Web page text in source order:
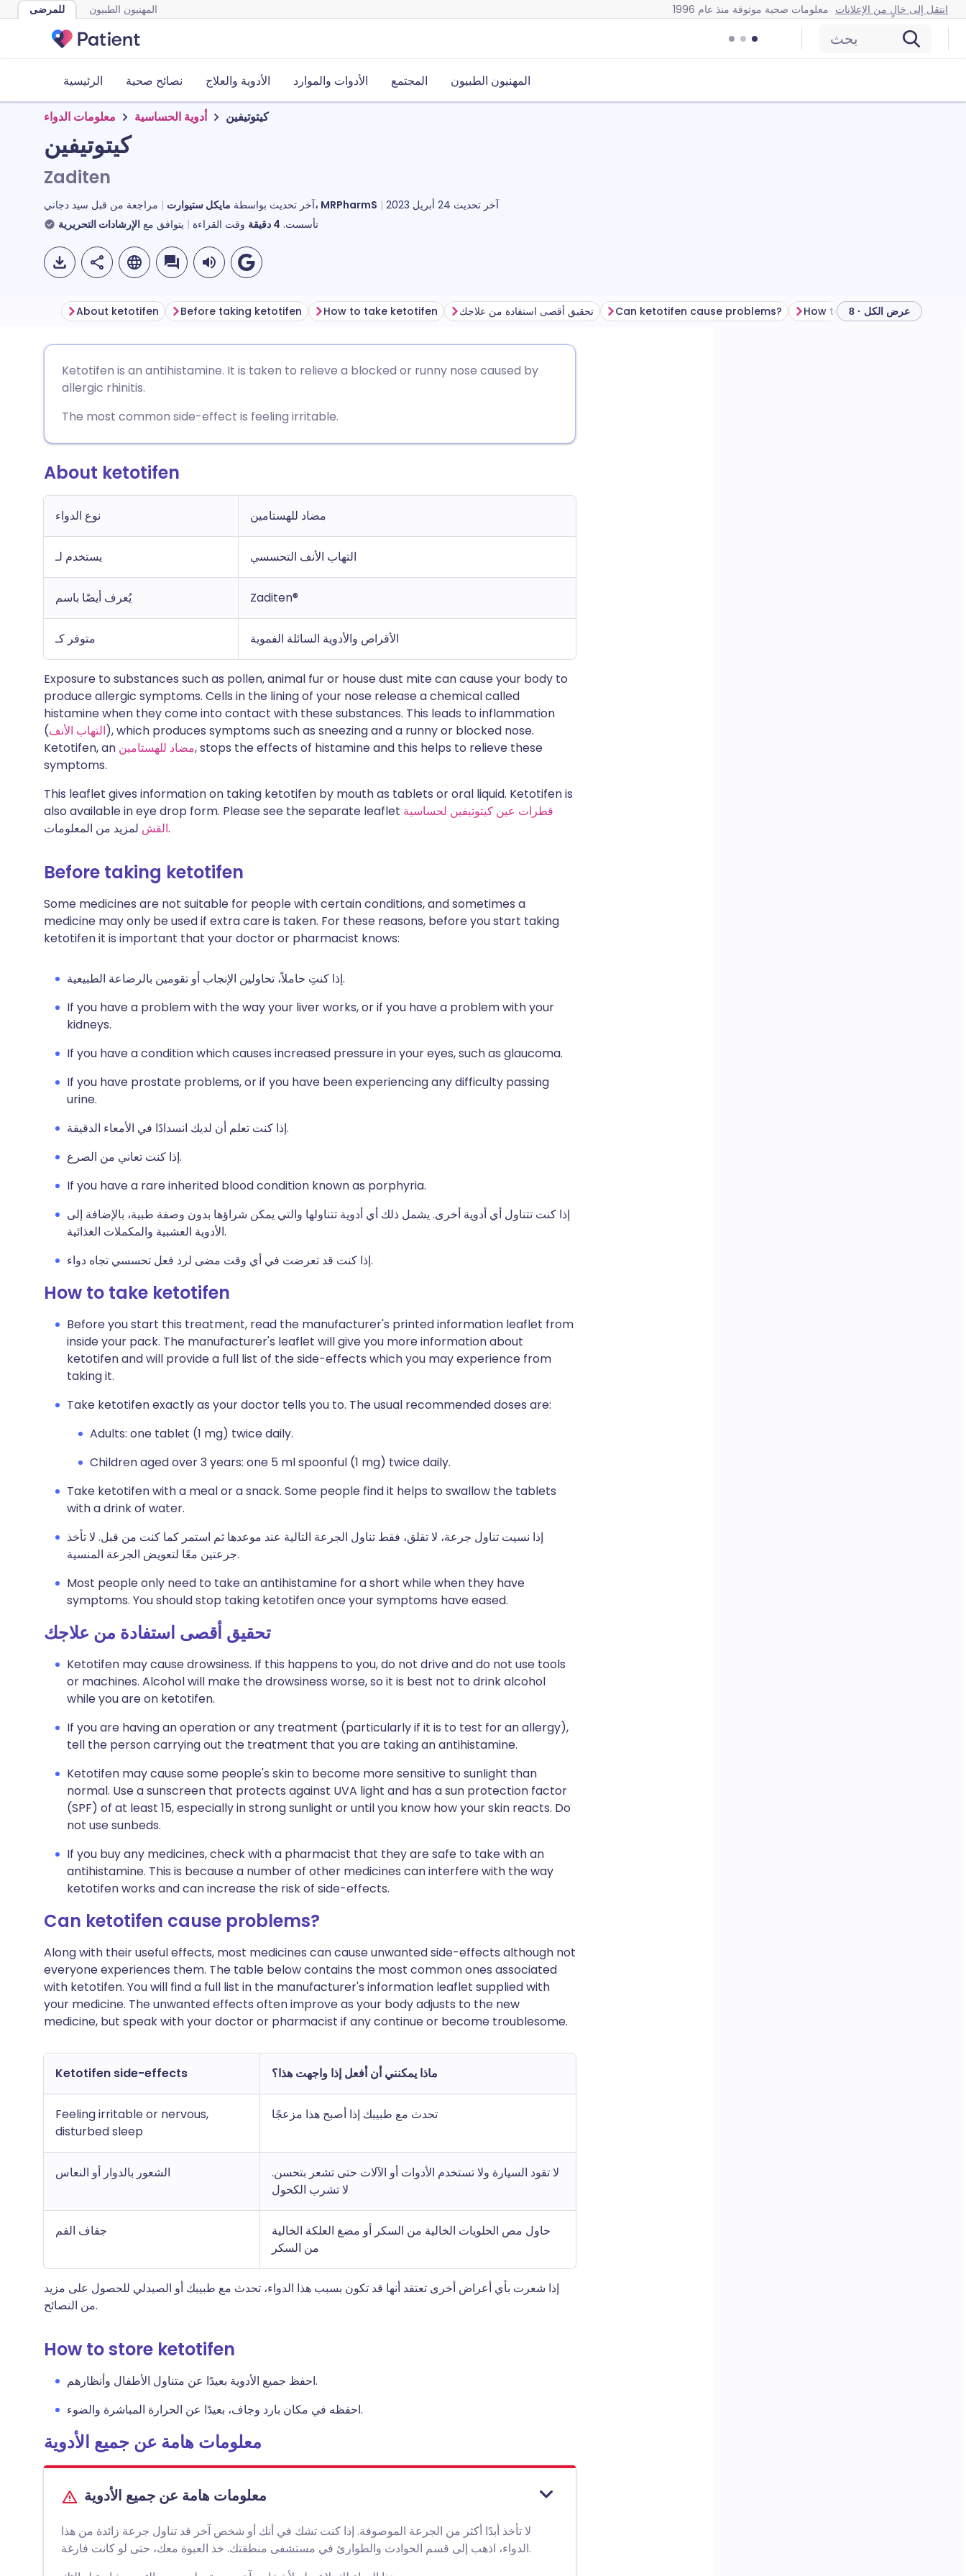
للمرضى المهنيون الطبيون معلومات صحية موثوقة منذ عام 1996 انتقل إلى خالٍ من الإعلانات
بحث
الرئيسية نصائح صحية الأدوية والعلاج الأدوات والموارد المجتمع المهنيون الطبيون
معلومات الدواء أدوية الحساسية كيتوتيفين
كيتوتيفين
Zaditen
مراجعة من قبل سيد دجاني آخر تحديث بواسطةمايكل ستيوارت، MRPharmS آخر تحديث 24 أبريل 2023
يتوافق مع الإرشادات التحريرية تأسست. 4 دقيقة وقت القراءة
مشاركة عبر لينكد إن
🇮🇹 Italiano 🇵🇹 Português
🇮🇳 हिन्दी
🇸🇪 Svenska
About ketotifen Before taking ketotifen How to take ketotifen تحقيق أقصى استفادة من علاجك Can ketotifen cause problems? How to store ketotifen
عرض الكل · 8
Ketotifen is an antihistamine. It is taken to relieve a blocked or runny nose caused by
allergic rhinitis.
The most common side-effect is feeling irritable.
About ketotifen
نوع الدواء مضاد للهستامين
يستخدم لـ التهاب الأنف التحسسي
يُعرف أيضًا باسم Zaditen®
متوفر كـ الأقراص والأدوية السائلة الفموية
Exposure to substances such as pollen, animal fur or house dust mite can cause your body to
produce allergic symptoms. Cells in the lining of your nose release a chemical called
histamine when they come into contact with these substances. This leads to inflammation
(التهاب الأنف), which produces symptoms such as sneezing and a runny or blocked nose.
Ketotifen, an مضاد للهستامين, stops the effects of histamine and this helps to relieve these
symptoms.
This leaflet gives information on taking ketotifen by mouth as tablets or oral liquid. Ketotifen is
also available in eye drop form. Please see the separate leaflet قطرات عين كيتوتيفين لحساسية
القشلمزيد من المعلومات.
Before taking ketotifen
Some medicines are not suitable for people with certain conditions, and sometimes a
medicine may only be used if extra care is taken. For these reasons, before you start taking
ketotifen it is important that your doctor or pharmacist knows:
إذا كنتِ حاملاً، تحاولين الإنجاب أو تقومين بالرضاعة الطبيعية.
If you have a problem with the way your liver works, or if you have a problem with your
kidneys.
If you have a condition which causes increased pressure in your eyes, such as glaucoma.
If you have prostate problems, or if you have been experiencing any difficulty passing
urine.
إذا كنت تعلم أن لديك انسدادًا في الأمعاء الدقيقة.
إذا كنت تعاني من الصرع.
If you have a rare inherited blood condition known as porphyria.
إذا كنت تتناول أي أدوية أخرى. يشمل ذلك أي أدوية تتناولها والتي يمكن شراؤها بدون وصفة طبية، بالإضافة إلى
الأدوية العشبية والمكملات الغذائية.
إذا كنت قد تعرضت في أي وقت مضى لرد فعل تحسسي تجاه دواء.
How to take ketotifen
Before you start this treatment, read the manufacturer's printed information leaflet from
inside your pack. The manufacturer's leaflet will give you more information about
ketotifen and will provide a full list of the side-effects which you may experience from
taking it.
Take ketotifen exactly as your doctor tells you to. The usual recommended doses are:
Adults: one tablet (1 mg) twice daily.
Children aged over 3 years: one 5 ml spoonful (1 mg) twice daily.
Take ketotifen with a meal or a snack. Some people find it helps to swallow the tablets
with a drink of water.
إذا نسيت تناول جرعة، لا تقلق، فقط تناول الجرعة التالية عند موعدها ثم استمر كما كنت من قبل. لا تأخذ
جرعتين معًا لتعويض الجرعة المنسية.
Most people only need to take an antihistamine for a short while when they have
symptoms. You should stop taking ketotifen once your symptoms have eased.
تحقيق أقصى استفادة من علاجك
Ketotifen may cause drowsiness. If this happens to you, do not drive and do not use tools
or machines. Alcohol will make the drowsiness worse, so it is best not to drink alcohol
while you are on ketotifen.
If you are having an operation or any treatment (particularly if it is to test for an allergy),
tell the person carrying out the treatment that you are taking an antihistamine.
Ketotifen may cause some people's skin to become more sensitive to sunlight than
normal. Use a sunscreen that protects against UVA light and has a sun protection factor
(SPF) of at least 15, especially in strong sunlight or until you know how your skin reacts. Do
not use sunbeds.
If you buy any medicines, check with a pharmacist that they are safe to take with an
antihistamine. This is because a number of other medicines can interfere with the way
ketotifen works and can increase the risk of side-effects.
Can ketotifen cause problems?
Along with their useful effects, most medicines can cause unwanted side-effects although not
everyone experiences them. The table below contains the most common ones associated
with ketotifen. You will find a full list in the manufacturer's information leaflet supplied with
your medicine. The unwanted effects often improve as your body adjusts to the new
medicine, but speak with your doctor or pharmacist if any continue or become troublesome.
Ketotifen side-effects ماذا يمكنني أن أفعل إذا واجهت هذا؟
Feeling irritable or nervous,
disturbed sleep
تحدث مع طبيبك إذا أصبح هذا مزعجًا
الشعور بالدوار أو النعاس
لا تقود السيارة ولا تستخدم الأدوات أو الآلات حتى تشعر بتحسن.
لا تشرب الكحول
جفاف الفم
حاول مص الحلويات الخالية من السكر أو مضغ العلكة الخالية
من السكر
إذا شعرت بأي أعراض أخرى تعتقد أنها قد تكون بسبب هذا الدواء، تحدث مع طبيبك أو الصيدلي للحصول على مزيد
من النصائح.
How to store ketotifen
احفظ جميع الأدوية بعيدًا عن متناول الأطفال وأنظارهم.
احفظه في مكان بارد وجاف، بعيدًا عن الحرارة المباشرة والضوء.
معلومات هامة عن جميع الأدوية
معلومات هامة عن جميع الأدوية
لا تأخذ أبدًا أكثر من الجرعة الموصوفة. إذا كنت تشك في أنك أو شخص آخر قد تناول جرعة زائدة من هذا
الدواء، اذهب إلى قسم الحوادث والطوارئ في مستشفى منطقتك. خذ العبوة معك، حتى لو كانت فارغة.